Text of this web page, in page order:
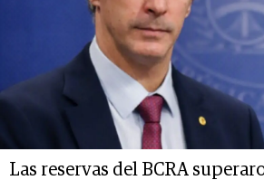
Las reservas del BCRA